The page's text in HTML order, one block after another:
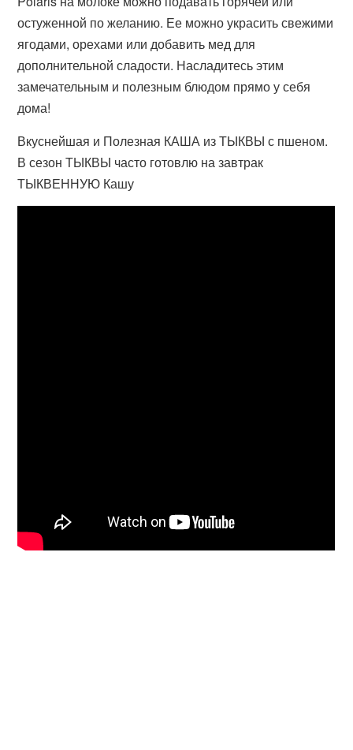
остуженной по желанию. Ее можно украсить свежими
ягодами, орехами или добавить мед для
дополнительной сладости. Насладитесь этим
замечательным и полезным блюдом прямо у себя
дома!
Вкуснейшая и Полезная КАША из ТЫКВЫ с пшеном.
В сезон ТЫКВЫ часто готовлю на завтрак
ТЫКВЕННУЮ Кашу